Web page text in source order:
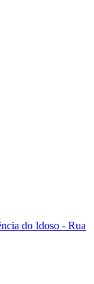
do Idoso - Rua